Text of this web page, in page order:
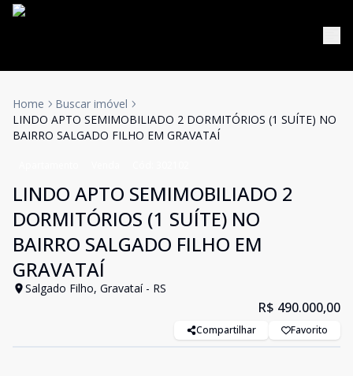
Home
Buscar imóvel
LINDO APTO SEMIMOBILIADO 2 DORMITÓRIOS (1 SUÍTE) NO
BAIRRO SALGADO FILHO EM GRAVATAÍ
LINDO APTO SEMIMOBILIADO 2
DORMITÓRIOS (1 SUÍTE) NO
BAIRRO SALGADO FILHO EM
GRAVATAÍ
Salgado Filho, Gravataí - RS
R$ 490.000,00
Compartilhar Favorito